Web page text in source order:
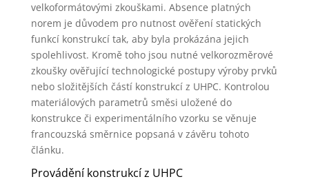
velkoformátovými zkouškami. Absence platných
norem je důvodem pro nutnost ověření statických
funkcí konstrukcí tak, aby byla prokázána jejich
spolehlivost. Kromě toho jsou nutné velkorozměrové
zkoušky ověřující technologické postupy výroby prvků
nebo složitějších částí konstrukcí z UHPC. Kontrolou
materiálových parametrů směsi uložené do
konstrukce či experimentálního vzorku se věnuje
francouzská směrnice popsaná v závěru tohoto
článku.
Provádění konstrukcí z UHPC